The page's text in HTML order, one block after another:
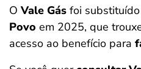
OVale Gás foi
Povo em 2025, que
acesso ao benefício para